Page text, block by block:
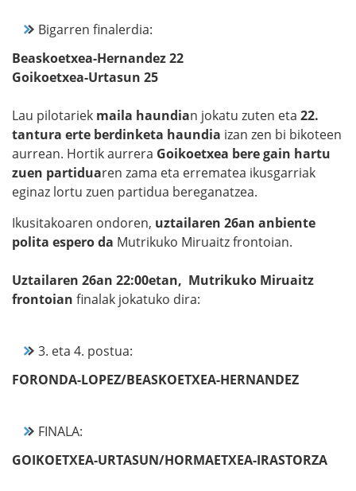
Bigarren finalerdia:
Beaskoetxea-Hernandez 22
Goikoetxea-Urtasun 25
Lau pilotariek maila haundian jokatu zuten eta 22.
tantura erte berdinketa haundia izan zen bi bikoteen
aurrean. Hortik aurrera Goikoetxea bere gain hartu
zuen partiduaren zama eta errematea ikusgarriak
eginaz lortu zuen partidua bereganatzea.
Ikusitakoaren ondoren, uztailaren 26an anbiente
polita espero da Mutrikuko Miruaitz frontoian.
Uztailaren 26an 22:00etan, Mutrikuko Miruaitz
frontoian finalak jokatuko dira:
3. eta 4. postua:
FORONDA-LOPEZ/BEASKOETXEA-HERNANDEZ
FINALA:
GOIKOETXEA-URTASUN/HORMAETXEA-IRASTORZA